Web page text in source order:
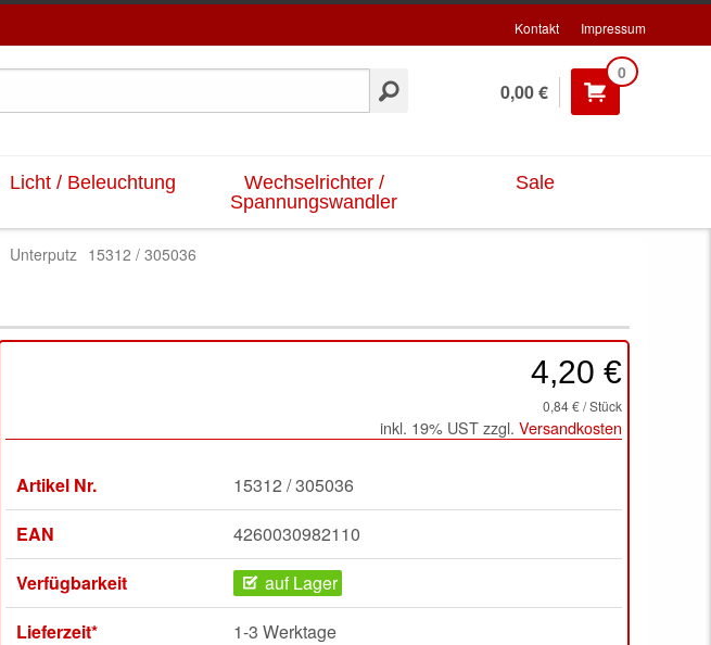
Kontakt Impressum
0
0,00 €
Licht / Beleuchtung
Wechselrichter /
Spannungswandler
Sale
Unterputz 15312 / 305036
4,20 €
0,84 € / Stück
inkl. 19% UST zzgl. Versandkosten
Artikel Nr.
15312 / 305036
EAN
4260030982110
Verfügbarkeit
auf Lager
Lieferzeit*
1-3 Werktage